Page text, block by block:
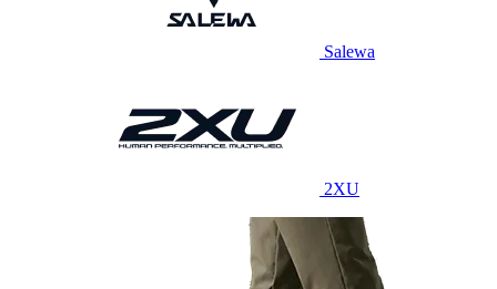
Salewa
2XU